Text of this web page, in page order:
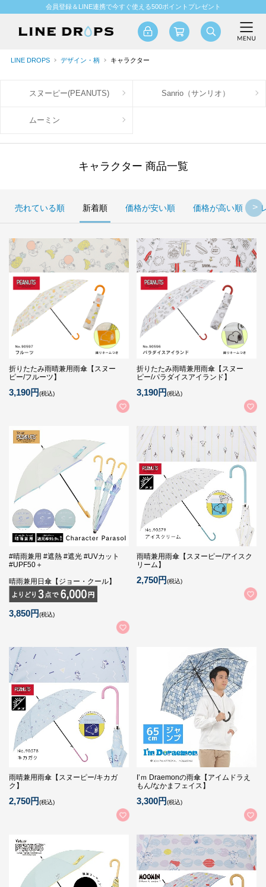
会員登録＆LINE連携で今すぐ使える500ポイントプレゼント
LINE DROPS デザイン・柄 キャラクター
スヌーピー(PEANUTS) Sanrio（サンリオ）
ムーミン
キャラクター 商品一覧
売れている順 新着順 価格が安い順 価格が高い順
折りたたみ雨晴兼用雨傘【スヌー
ピー/フルーツ】
3,190円(税込)
折りたたみ雨晴兼用雨傘【スヌー
ピー/パラダイスアイランド】
3,190円(税込)
#晴雨兼用 #遮熱 #遮光 #UVカット
#UPF50＋
晴雨兼用日傘【ジョー・クール】
3,850円(税込)
雨晴兼用雨傘【スヌーピー/アイスク
リーム】
2,750円(税込)
雨晴兼用雨傘【スヌーピー/キカガ
ク】
2,750円(税込)
I’ｍ Draemonの雨傘【アイムドラえ
もん/なかまフェイス】
3,300円(税込)